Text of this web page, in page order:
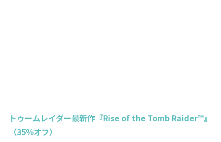
トゥームレイダー最新作『Rise of the Tomb Raider™』
（35％オフ）